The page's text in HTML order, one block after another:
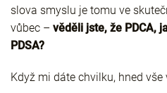
slova smyslu je tomu ve
vůbec – věděli jste, že PDCA,
PDSA?
Když mi dáte chvilku, hned vše